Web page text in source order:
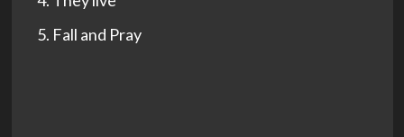
Fall and Pray